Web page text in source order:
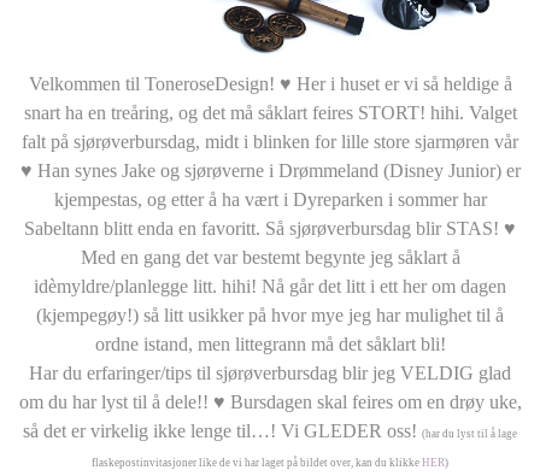
Velkommen til ToneroseDesign! ♥ Her i huset er vi så heldige å
snart ha en treåring, og det må såklart feires STORT! hihi. Valget
falt på sjørøverbursdag, midt i blinken for lille store sjarmøren vår
♥ Han synes Jake og sjørøverne i Drømmeland (Disney Junior) er
kjempestas, og etter å ha vært i Dyreparken i sommer har
Sabeltann blitt enda en favoritt. Så sjørøverbursdag blir STAS! ♥
Med en gang det var bestemt begynte jeg såklart å
idèmyldre/planlegge litt. hihi! Nå går det litt i ett her om dagen
(kjempegøy!) så litt usikker på hvor mye jeg har mulighet til å
ordne istand, men littegrann må det såklart bli!
Har du erfaringer/tips til sjørøverbursdag blir jeg VELDIG glad
om du har lyst til å dele!! ♥ Bursdagen skal feires om en drøy uke,
så det er virkelig ikke lenge til…! Vi GLEDER oss! (har du lyst til å lage
flaskepostinvitasjoner like de vi har laget på bildet over, kan du klikke HER)